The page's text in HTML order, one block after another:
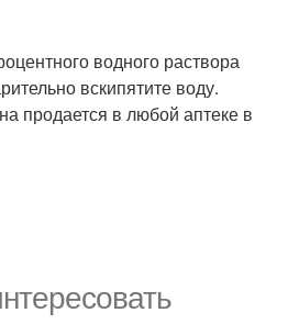
водного раствора
вскипятите воду.
продается в любой аптеке в